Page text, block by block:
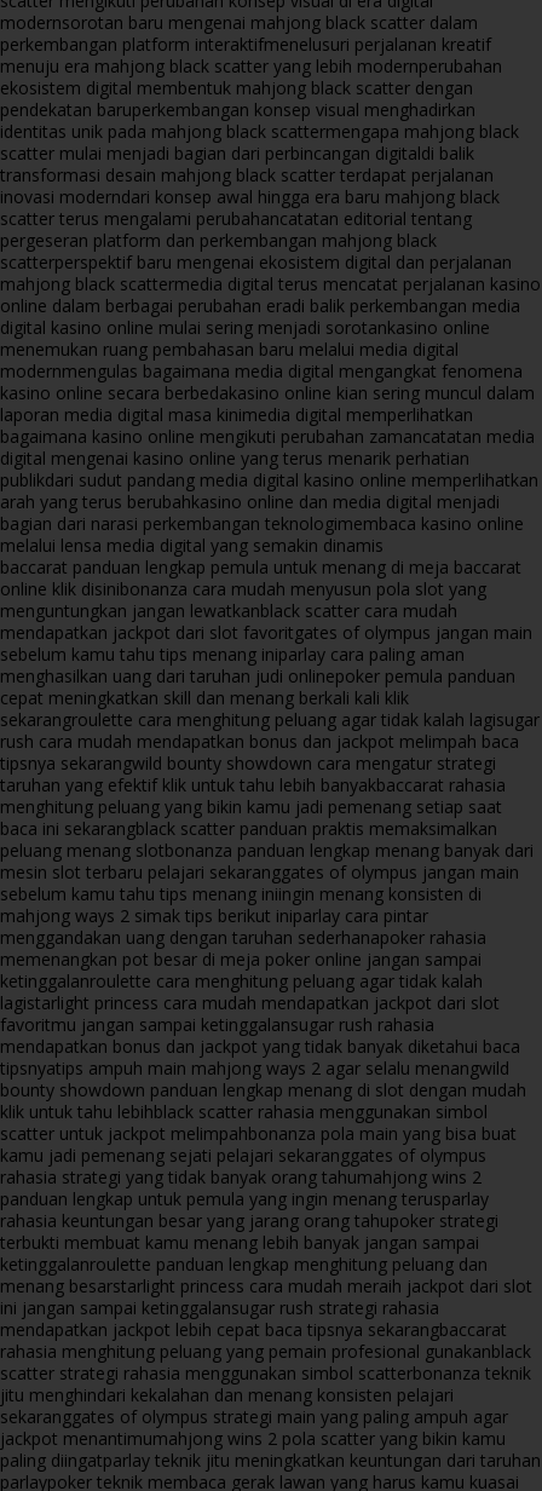
modernsorotan baru mengenai mahjong black scatter dalam
perkembangan platform interaktifmenelusuri perjalanan kreatif
menuju era mahjong black scatter yang lebih modernperubahan
ekosistem digital membentuk mahjong black scatter dengan
pendekatan baruperkembangan konsep visual menghadirkan
identitas unik pada mahjong black scattermengapa mahjong black
scatter mulai menjadi bagian dari perbincangan digitaldi balik
transformasi desain mahjong black scatter terdapat perjalanan
inovasi moderndari konsep awal hingga era baru mahjong black
scatter terus mengalami perubahancatatan editorial tentang
pergeseran platform dan perkembangan mahjong black
scatterperspektif baru mengenai ekosistem digital dan perjalanan
mahjong black scattermedia digital terus mencatat perjalanan kasino
online dalam berbagai perubahan eradi balik perkembangan media
digital kasino online mulai sering menjadi sorotankasino online
menemukan ruang pembahasan baru melalui media digital
modernmengulas bagaimana media digital mengangkat fenomena
kasino online secara berbedakasino online kian sering muncul dalam
laporan media digital masa kinimedia digital memperlihatkan
bagaimana kasino online mengikuti perubahan zamancatatan media
digital mengenai kasino online yang terus menarik perhatian
publikdari sudut pandang media digital kasino online memperlihatkan
arah yang terus berubahkasino online dan media digital menjadi
bagian dari narasi perkembangan teknologimembaca kasino online
melalui lensa media digital yang semakin dinamis
baccarat panduan lengkap pemula untuk menang di meja baccarat
online klik disinibonanza cara mudah menyusun pola slot yang
menguntungkan jangan lewatkanblack scatter cara mudah
mendapatkan jackpot dari slot favoritgates of olympus jangan main
sebelum kamu tahu tips menang iniparlay cara paling aman
menghasilkan uang dari taruhan judi onlinepoker pemula panduan
cepat meningkatkan skill dan menang berkali kali klik
sekarangroulette cara menghitung peluang agar tidak kalah lagisugar
rush cara mudah mendapatkan bonus dan jackpot melimpah baca
tipsnya sekarangwild bounty showdown cara mengatur strategi
taruhan yang efektif klik untuk tahu lebih banyakbaccarat rahasia
menghitung peluang yang bikin kamu jadi pemenang setiap saat
baca ini sekarangblack scatter panduan praktis memaksimalkan
peluang menang slotbonanza panduan lengkap menang banyak dari
mesin slot terbaru pelajari sekaranggates of olympus jangan main
sebelum kamu tahu tips menang iniingin menang konsisten di
mahjong ways 2 simak tips berikut iniparlay cara pintar
menggandakan uang dengan taruhan sederhanapoker rahasia
memenangkan pot besar di meja poker online jangan sampai
ketinggalanroulette cara menghitung peluang agar tidak kalah
lagistarlight princess cara mudah mendapatkan jackpot dari slot
favoritmu jangan sampai ketinggalansugar rush rahasia
mendapatkan bonus dan jackpot yang tidak banyak diketahui baca
tipsnyatips ampuh main mahjong ways 2 agar selalu menangwild
bounty showdown panduan lengkap menang di slot dengan mudah
klik untuk tahu lebihblack scatter rahasia menggunakan simbol
scatter untuk jackpot melimpahbonanza pola main yang bisa buat
kamu jadi pemenang sejati pelajari sekaranggates of olympus
rahasia strategi yang tidak banyak orang tahumahjong wins 2
panduan lengkap untuk pemula yang ingin menang terusparlay
rahasia keuntungan besar yang jarang orang tahupoker strategi
terbukti membuat kamu menang lebih banyak jangan sampai
ketinggalanroulette panduan lengkap menghitung peluang dan
menang besarstarlight princess cara mudah meraih jackpot dari slot
ini jangan sampai ketinggalansugar rush strategi rahasia
mendapatkan jackpot lebih cepat baca tipsnya sekarangbaccarat
rahasia menghitung peluang yang pemain profesional gunakanblack
scatter strategi rahasia menggunakan simbol scatterbonanza teknik
jitu menghindari kekalahan dan menang konsisten pelajari
sekaranggates of olympus strategi main yang paling ampuh agar
jackpot menantimumahjong wins 2 pola scatter yang bikin kamu
paling diingatparlay teknik jitu meningkatkan keuntungan dari taruhan
parlaypoker teknik membaca gerak lawan yang harus kamu kuasai